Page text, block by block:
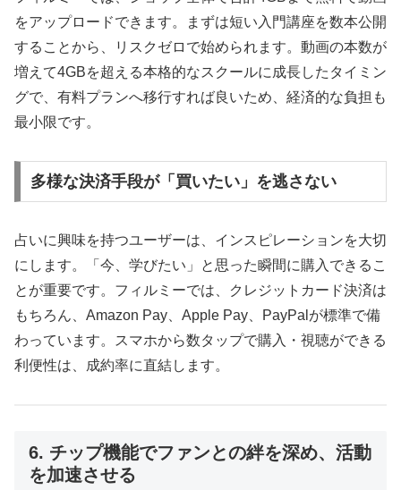
をアップロードできます。まずは短い入門講座を数本公開
することから、リスクゼロで始められます。動画の本数が
増えて4GBを超える本格的なスクールに成長したタイミン
グで、有料プランへ移行すれば良いため、経済的な負担も
最小限です。
多様な決済手段が「買いたい」を逃さない
占いに興味を持つユーザーは、インスピレーションを大切
にします。「今、学びたい」と思った瞬間に購入できるこ
とが重要です。フィルミーでは、クレジットカード決済は
もちろん、Amazon Pay、Apple Pay、PayPalが標準で備
わっています。スマホから数タップで購入・視聴ができる
利便性は、成約率に直結します。
6. チップ機能でファンとの絆を深め、活動
を加速させる